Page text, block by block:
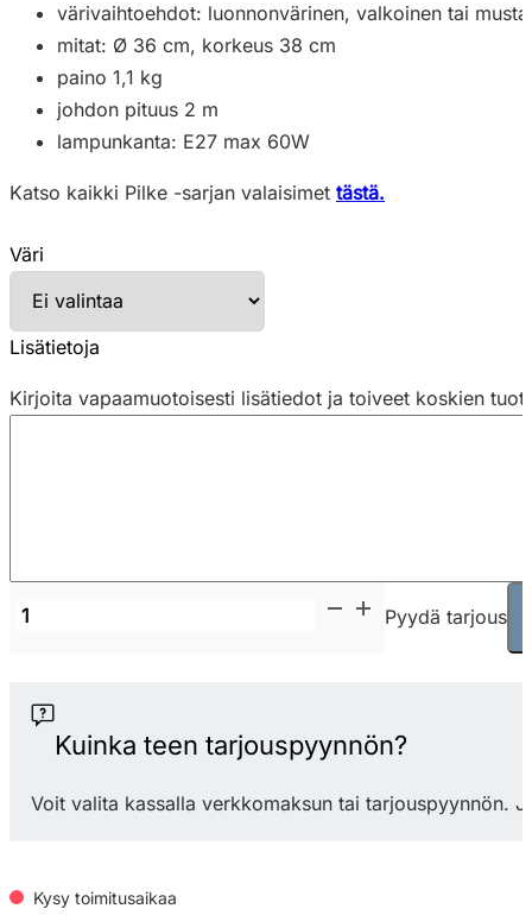
värivaihtoehdot: luonnonvärinen, valkoinen tai
mitat: Ø 36 cm, korkeus 38 cm
paino 1,1 kg
johdon pituus 2 m
lampunkanta: E27 max 60W
Katso kaikki Pilke -sarjan valaisimet tästä.
Väri
Lisätietoja
Kirjoita vapaamuotoisesti lisätiedot ja toiveet koskien
Showroom
36
riippuvalaisin
Pyydä tarjous
Kuinka teen tarjouspyynnön?
Voit valita kassalla verkkomaksun tai tarjouspyynnön.
Kysy toimitusaikaa